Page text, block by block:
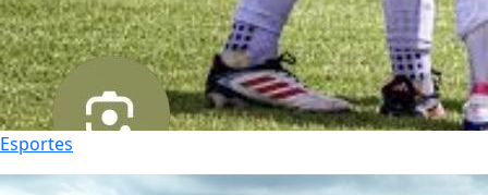
Esportes